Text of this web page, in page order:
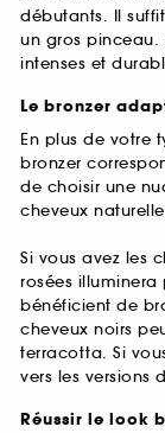
débutants. Il
un gros pinceau.
intenses et
Le bronzer
En plus de votre
bronzer
de choisir une
cheveux
Si vous avez les
rosées illuminera
bénéficient de
cheveux noirs
terracotta. Si
vers les versions
Réussir le look